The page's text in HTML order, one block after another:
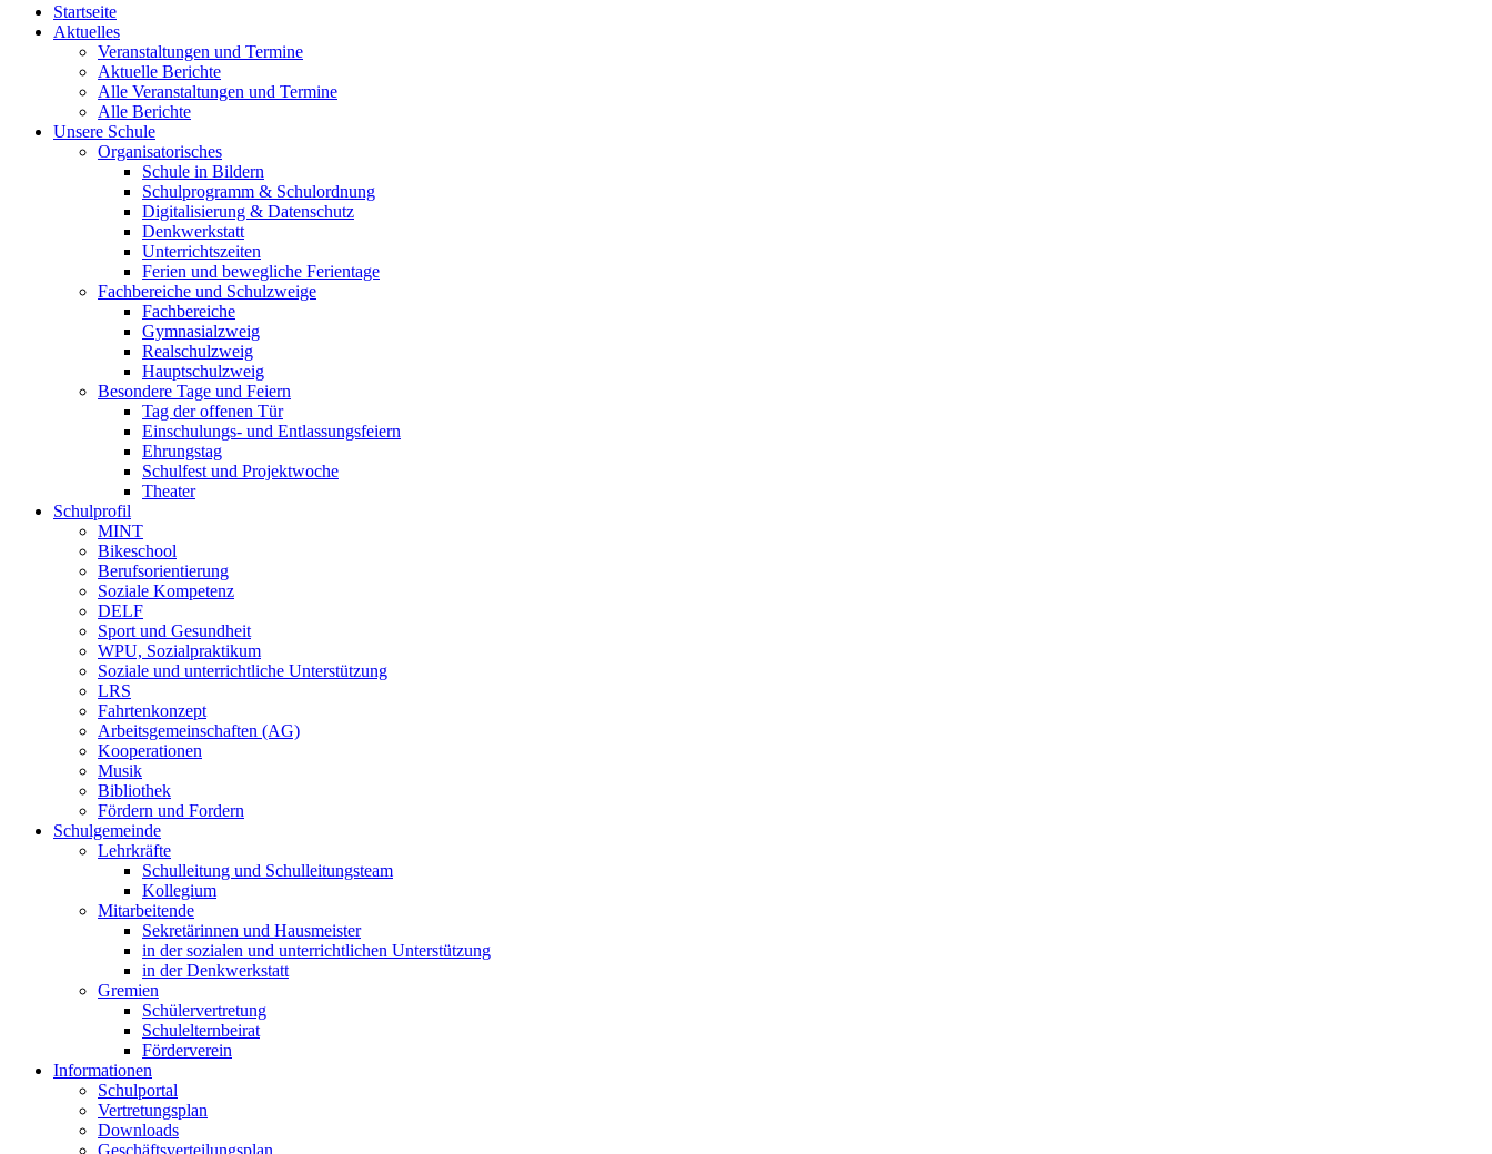
Startseite
Aktuelles
Veranstaltungen und Termine
Aktuelle Berichte
Alle Veranstaltungen und Termine
Alle Berichte
Unsere Schule
Organisatorisches
Schule in Bildern
Schulprogramm & Schulordnung
Digitalisierung & Datenschutz
Denkwerkstatt
Unterrichtszeiten
Ferien und bewegliche Ferientage
Fachbereiche und Schulzweige
Fachbereiche
Gymnasialzweig
Realschulzweig
Hauptschulzweig
Besondere Tage und Feiern
Tag der offenen Tür
Einschulungs- und Entlassungsfeiern
Ehrungstag
Schulfest und Projektwoche
Theater
Schulprofil
MINT
Bikeschool
Berufsorientierung
Soziale Kompetenz
DELF
Sport und Gesundheit
WPU, Sozialpraktikum
Soziale und unterrichtliche Unterstützung
LRS
Fahrtenkonzept
Arbeitsgemeinschaften (AG)
Kooperationen
Musik
Bibliothek
Fördern und Fordern
Schulgemeinde
Lehrkräfte
Schulleitung und Schulleitungsteam
Kollegium
Mitarbeitende
Sekretärinnen und Hausmeister
in der sozialen und unterrichtlichen Unterstützung
in der Denkwerkstatt
Gremien
Schülervertretung
Schulelternbeirat
Förderverein
Informationen
Schulportal
Vertretungsplan
Downloads
Geschäftsverteilungsplan